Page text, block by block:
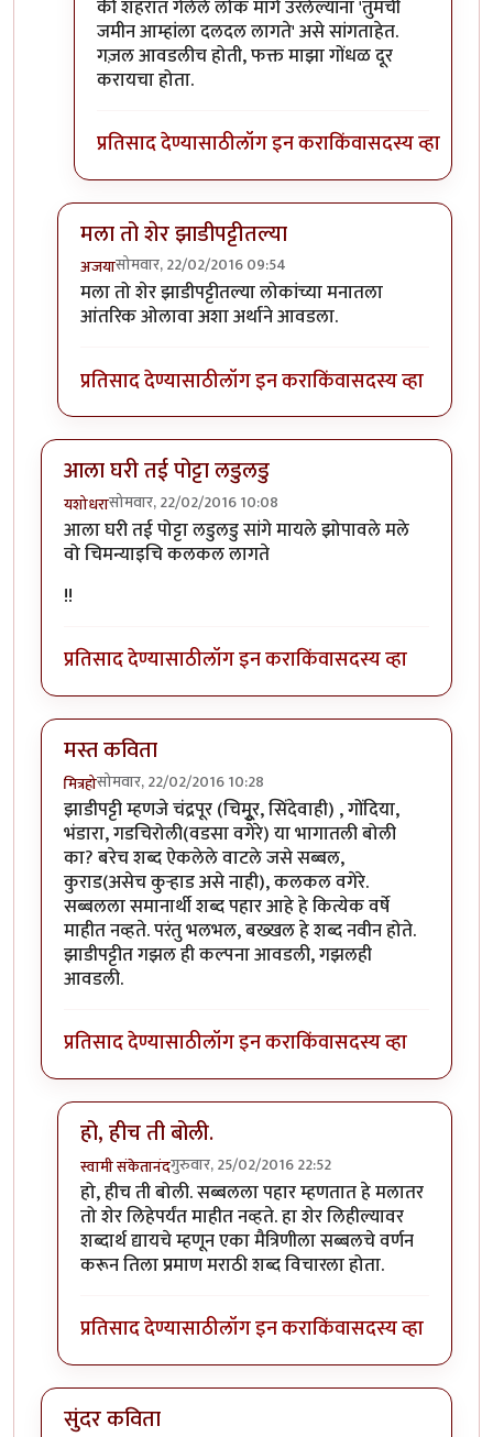
की शहरात गेलेले लोक मागे उरलेल्यांना 'तुमची
जमीन आम्हांला दलदल लागते' असे सांगताहेत.
गज़ल आवडलीच होती, फक्त माझा गोंधळ दूर
करायचा होता.
प्रतिसाद देण्यासाठीलॉग इन कराकिंवासदस्य व्हा
मला तो शेर झाडीपट्टीतल्या
अजयासोमवार, 22/02/2016 09:54
In reply toकविता आवडली.byराही
मला तो शेर झाडीपट्टीतल्या लोकांच्या मनातला
आंतरिक ओलावा अशा अर्थाने आवडला.
प्रतिसाद देण्यासाठीलॉग इन कराकिंवासदस्य व्हा
आला घरी तई पोट्टा लडुलडु
यशोधरासोमवार, 22/02/2016 10:08
आला घरी तई पोट्टा लडुलडु सांगे मायले झोपावले मले
वो चिमन्याइचि कलकल लागते
!!
प्रतिसाद देण्यासाठीलॉग इन कराकिंवासदस्य व्हा
मस्त कविता
मित्रहोसोमवार, 22/02/2016 10:28
झाडीपट्टी म्हणजे चंद्रपूर (चिमुूर, सिंदेवाही) , गोंदिया,
भंडारा, गडचिरोली(वडसा वगेरे) या भागातली बोली
का? बरेच शब्द ऐकलेले वाटले जसे सब्बल,
कुराड(असेच कुऱ्हाड असे नाही), कलकल वगेरे.
सब्बलला समानार्थी शब्द पहार आहे हे कित्येक वर्षे
माहीत नव्हते. परंतु भलभल, बख्खल हे शब्द नवीन होते.
झाडीपट्टीत गझल ही कल्पना आवडली, गझलही
आवडली.
प्रतिसाद देण्यासाठीलॉग इन कराकिंवासदस्य व्हा
हो, हीच ती बोली.
स्वामी संकेतानंदगुरुवार, 25/02/2016 22:52
In reply toमस्त कविताbyमित्रहो
हो, हीच ती बोली. सब्बलला पहार म्हणतात हे मलातर
तो शेर लिहेपर्यंत माहीत नव्हते. हा शेर लिहील्यावर
शब्दार्थ द्यायचे म्हणून एका मैत्रिणीला सब्बलचे वर्णन
करून तिला प्रमाण मराठी शब्द विचारला होता.
प्रतिसाद देण्यासाठीलॉग इन कराकिंवासदस्य व्हा
सुंदर कविता